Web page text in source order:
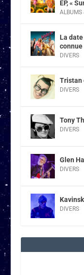
EP, «
ALBUMS
La
connue
DIVERS
Tristan
DIVERS
Tony
DIVERS
Glen
DIVERS
DIVERS